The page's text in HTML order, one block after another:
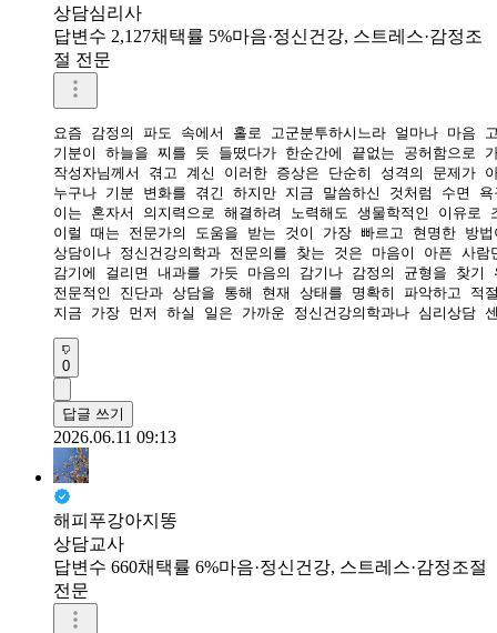
상담심리사
답변수 2,127채택률 5%마음·정신건강, 스트레스·감정조
절 전문
요즘 감정의 파도 속에서 홀로 고군분투하시느라 얼마나 마음
기분이 하늘을 찌를 듯 들떴다가 한순간에 끝없는 공허함으로
작성자님께서 겪고 계신 이러한 증상은 단순히 성격의 문제
누구나 기분 변화를 겪긴 하지만 지금 말씀하신 것처럼 수면
이는 혼자서 의지력으로 해결하려 노력해도 생물학적인 이유로
이럴 때는 전문가의 도움을 받는 것이 가장 빠르고 현명한 방
상담이나 정신건강의학과 전문의를 찾는 것은 마음이 아픈 사
감기에 걸리면 내과를 가듯 마음의 감기나 감정의 균형을 찾
전문적인 진단과 상담을 통해 현재 상태를 명확히 파악하고
지금 가장 먼저 하실 일은 가까운 정신건강의학과나 심리상담
0
답글 쓰기
2026.06.11 09:13
해피푸강아지똥
상담교사
답변수 660채택률 6%마음·정신건강, 스트레스·감정조절
전문